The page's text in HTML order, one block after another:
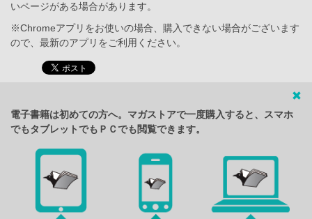
いページがある場合があります。
※Chromeアプリをお使いの場合、購入できない場合がございます
ので、最新のアプリをご利用ください。
電子書籍は初めての方へ。マガストアで一度購入すると、スマホ
でもタブレットでもＰＣでも閲覧できます。